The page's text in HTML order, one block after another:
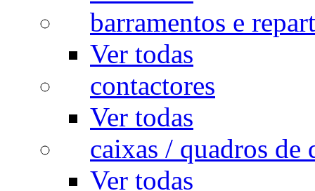
barramentos e
Ver todas
contactores
Ver todas
caixas / quadros de
Ver todas